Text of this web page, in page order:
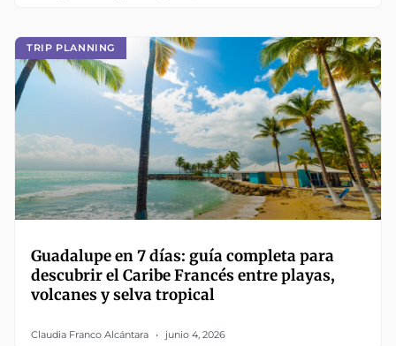
TRIP PLANNING
Guadalupe en 7 días: guía completa para
descubrir el Caribe Francés entre playas,
volcanes y selva tropical
Claudia Franco Alcántara junio 4, 2026